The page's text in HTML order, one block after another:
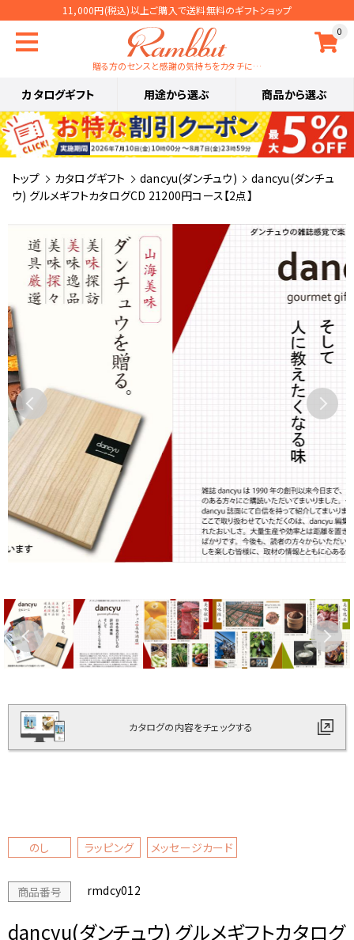
11,000円(税込)以上ご購入で送料無料のギフトショップ
0
贈る方のセンスと感謝の気持ちをカタチに…
カタログギフト 用途から選ぶ 商品から選ぶ
トップ カタログギフト dancyu(ダンチュウ)
dancyu(ダンチュ
ウ) グルメギフトカタログCD 21200円コース【2点】
カタログの内容をチェックする
のし ラッピング メッセージカード
商品番号 rmdcy012
dancyu(ダンチュウ) グルメギフトカタログ